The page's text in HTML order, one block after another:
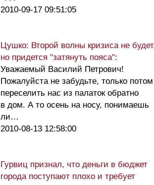
2010-09-17 09:51:05
Цушко: Второй волны кризиса не
но придется "затянуть пояса":
Уважаемый Василий Петрович!
Пожалуйста не забудьте, только потом
переселить нас из палаток обратно
в дом. А то осень на носу, понимаешь
ли…
2010-08-13 12:58:00
Гурвиц признал, что деньги в бюджет
города поступают плохо и требует